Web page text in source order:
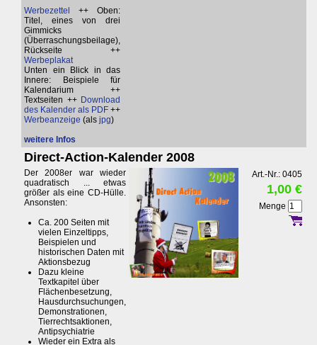
Werbezettel
++ Oben:
Titel, eines von drei
Gimmicks
(Überraschungsbeilage),
Rückseite ++
Werbeplakat
Unten ein Blick in das
Innere: Beispiele für
Kalendarium ++
Textseiten ++ Download
des Kalender als PDF ++
Werbeanzeige (als jpg)
weitere Infos
Direct-Action-Kalender 2008
Der 2008er war wieder
quadratisch ... etwas
größer als eine CD-Hülle.
Ansonsten:
Ca. 200 Seiten mit
vielen Einzeltipps,
Beispielen und
historischen Daten mit
Aktionsbezug
Dazu kleine
Textkapitel über
Flächenbesetzung,
Hausdurchsuchungen,
Demonstrationen,
Tierrechtsaktionen,
Antipsychiatrie
Wieder ein Extra als
Art.-Nr.: 0405
1,00 €
Menge